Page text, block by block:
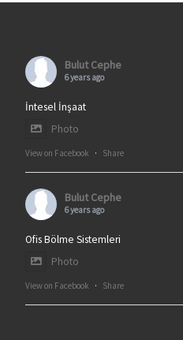
Bulut Cephe
6 years ago
İntesel İnşaat
Photo
View on Facebook · Share
Bulut Cephe
6 years ago
Ofis Bölme Sistemleri
Photo
View on Facebook · Share